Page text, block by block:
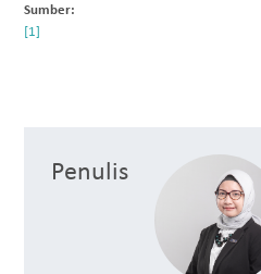
Sumber:
Penulis